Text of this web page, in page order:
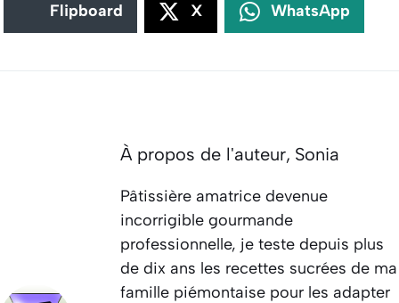
Flipboard X WhatsApp
À propos de l'auteur, Sonia
Pâtissière amatrice devenue
incorrigible gourmande
professionnelle, je teste depuis plus
de dix ans les recettes sucrées de ma
famille piémontaise pour les adapter